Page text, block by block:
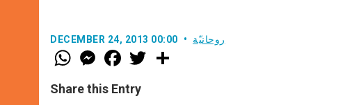
DECEMBER 24, 2013 00:00 روحانيّة
W
h
t
s
M
e
s
e
F
a
e
b
w
Share this Entry